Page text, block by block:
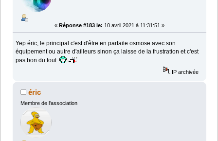
« Réponse #183 le: 10 avril 2021 à 11:31:51 »
Yep éric, le principal c'est d'être en parfaite osmose avec son
équipement ou autre d'ailleurs sinon ça laisse de la frustration et c'est
pas bon du tout
IP archivée
éric
Membre de l'association